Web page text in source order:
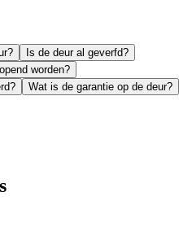
Is de deur al geverfd?
worden?
Wat is de garantie op de deur?